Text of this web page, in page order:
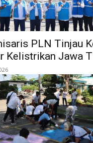
PLN Tinjau
Kelistrikan Jawa